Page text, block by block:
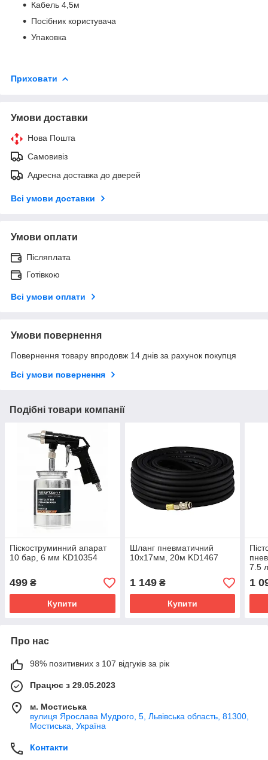
Кабель 4,5м
Посібник користувача
Упаковка
Приховати
Умови доставки
Нова Пошта
Самовивіз
Адресна доставка до дверей
Всі умови доставки
Умови оплати
Післяплата
Готівкою
Всі умови оплати
Умови повернення
Повернення товару впродовж 14 днів за рахунок покупця
Всі умови повернення
Подібні товари компанії
Піскоструминний апарат
10 бар, 6 мм KD10354
499 ₴
Купити
Шланг пневматичний
10х17мм, 20м KD1467
1 149₴
Купити
7.5
1
Про нас
98% позитивних з 107 відгуків за рік
Працює з 29.05.2023
м. Мостиська
вулиця Ярослава Мудрого, 5, Львівська область, 81300,
Мостиська, Україна
Контакти